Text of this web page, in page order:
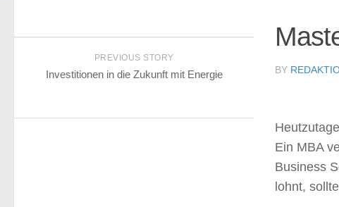
BY
Ein MBA
Business
lohnt,
PREVIOUS STORY
Investitionen in die Zukunft mit Energie